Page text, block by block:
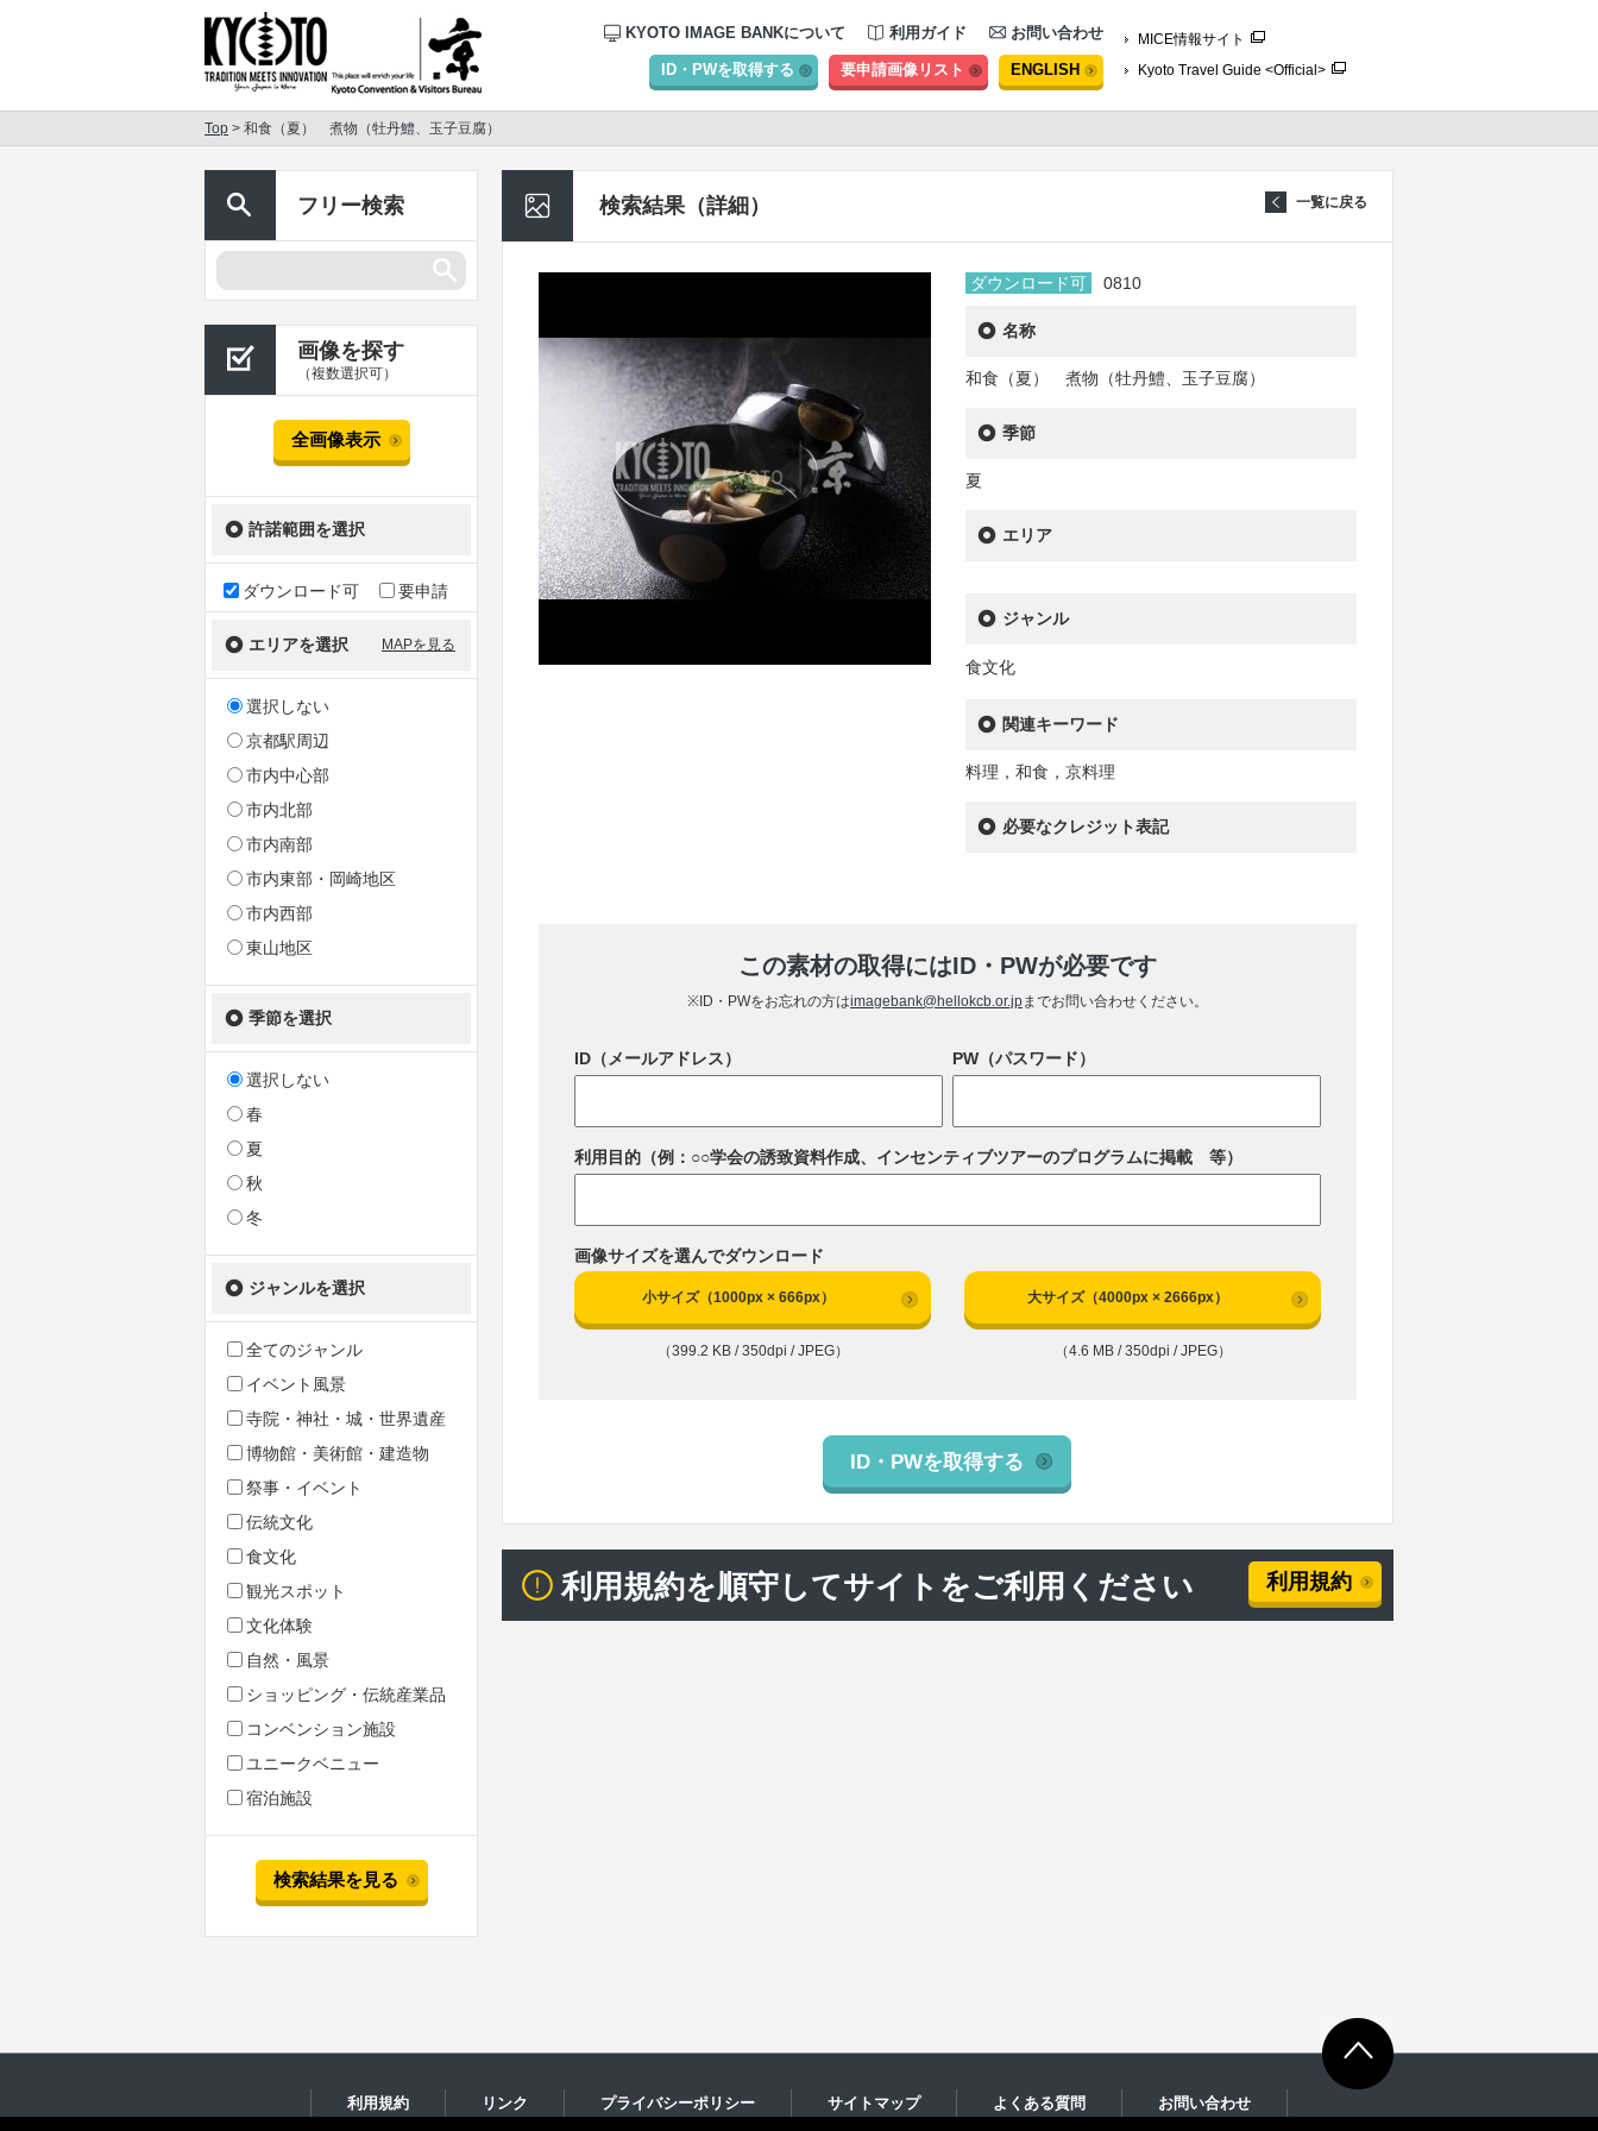
KYOTO IMAGE BANKについて 利用ガイド お問い合わせ
ID・PWを取得する 要申請画像リスト ENGLISH
MICE情報サイト
Kyoto Travel Guide <Official>
Top > 和食（夏） 煮物（牡丹鱧、玉子豆腐）
フリー検索
画像を探す
（複数選択可）
全画像表示
許諾範囲を選択
ダウンロード可 要申請
エリアを選択 MAPを見る
選択しない
京都駅周辺
市内中心部
市内北部
市内南部
市内東部・岡崎地区
市内西部
東山地区
季節を選択
選択しない
春
夏
秋
冬
ジャンルを選択
全てのジャンル
イベント風景
寺院・神社・城・世界遺産
博物館・美術館・建造物
祭事・イベント
伝統文化
食文化
観光スポット
文化体験
自然・風景
ショッピング・伝統産業品
コンベンション施設
ユニークベニュー
宿泊施設
検索結果を見る
検索結果（詳細） 一覧に戻る
ダウンロード可 0810
名称
和食（夏） 煮物（牡丹鱧、玉子豆腐）
季節
夏
エリア
ジャンル
食文化
関連キーワード
料理，和食，京料理
必要なクレジット表記
この素材の取得にはID・PWが必要です
※ID・PWをお忘れの方はimagebank@hellokcb.or.jpまでお問い合わせください。
ID（メールアドレス） PW（パスワード）
利用目的（例：○○学会の誘致資料作成、インセンティブツアーのプログラムに掲載 等）
画像サイズを選んでダウンロード
小サイズ（1000px × 666px）
（399.2 KB / 350dpi / JPEG）
大サイズ（4000px × 2666px）
（4.6 MB / 350dpi / JPEG）
ID・PWを取得する
利用規約を順守してサイトをご利用ください 利用規約
利用規約 リンク プライバシーポリシー サイトマップ よくある質問 お問い合わせ